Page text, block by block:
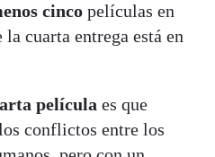
cinco películas en
cuarta entrega está en
película es que
conflictos entre los